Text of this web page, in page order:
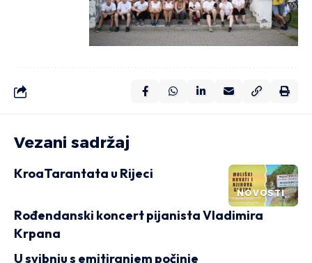
Vezani sadržaj
NOVOSTI
KroaTarantata u Rijeci
Rođendanski koncert pijanista Vladimira
Krpana
U svibnju s emitiranjem počinje